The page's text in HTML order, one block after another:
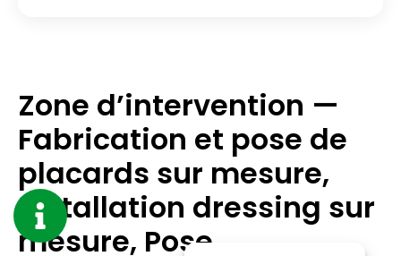
Zone d’intervention —
Fabrication et pose de
placards sur mesure,
Installation dressing sur
mesure, Pose